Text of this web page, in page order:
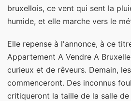
bruxellois, ce vent qui sent la
humide, et elle marche vers le
Elle repense à l'annonce, à ce
Appartement A Vendre A
curieux et de rêveurs. Demain,
commenceront. Des inconnus
critiqueront la taille de la salle